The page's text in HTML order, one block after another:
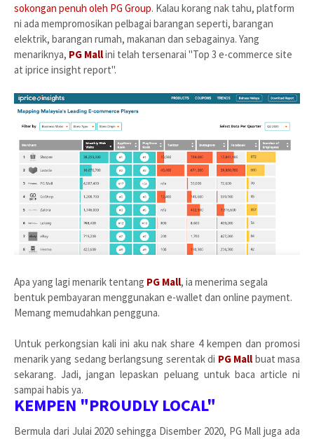
sokongan penuh oleh PG Group. Kalau korang nak tahu, platform
ni ada mempromosikan pelbagai barangan seperti, barangan
elektrik, barangan rumah, makanan dan sebagainya. Yang
menariknya, PG Mallini telah tersenarai "Top 3 e-commerce site
at iprice insight report".
Apa yang lagi menarik tentang PG Mall, ia menerima segala
bentuk pembayaran menggunakan e-wallet dan online payment.
Memang memudahkan pengguna.
Untuk perkongsian kali ini aku nak share 4 kempen dan promosi
menarik yang sedang berlangsung serentak di PG Mall buat masa
sekarang. Jadi, jangan lepaskan peluang untuk baca article ni
sampai habis ya.
KEMPEN "PROUDLY LOCAL"
Bermula dari Julai 2020 sehingga Disember 2020, PG Mall juga ada